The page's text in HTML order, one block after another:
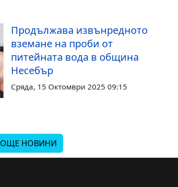
Продължава извънредното
вземане на проби от
питейната вода в община
Несебър
Сряда, 15 Октомври 2025 09:15
ОЩЕ НОВИНИ